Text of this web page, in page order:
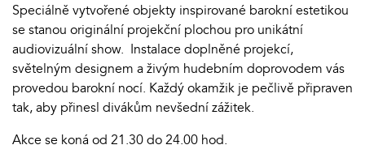
Speciálně vytvořené objekty inspirované barokní estetikou
se stanou originální projekční plochou pro unikátní
audiovizuální show. Instalace doplněné projekcí,
světelným designem a živým hudebním doprovodem vás
provedou barokní nocí. Každý okamžik je pečlivě připraven
tak, aby přinesl divákům nevšední zážitek.
Akce se koná od 21.30 do 24.00 hod.